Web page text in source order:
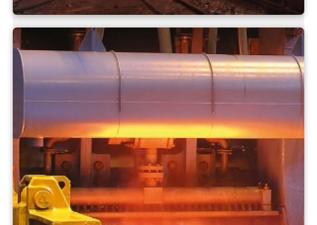
xưởng đúc